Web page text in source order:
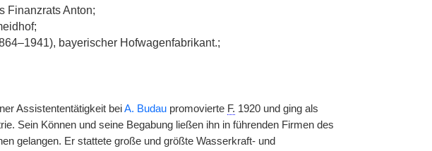
Finanzrats Anton;
bayerischer Hofwagenfabrikant.;
Assistententätigkeit beiA. Budaupromovierte F. 1920 und ging als
Sein Können und seine Begabung ließen ihn in führenden Firmen des
gelangen. Er stattete große und größte Wasserkraft- und